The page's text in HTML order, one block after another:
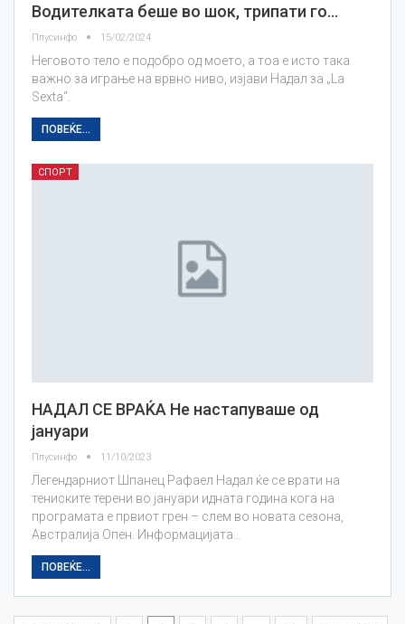
Водителката беше во шок, трипати го…
Плусинфо 15/02/2024
Неговото тело е подобро од моето, а тоа е исто така
важно за играње на врвно ниво, изјави Надал за „La
Sexta“.
ПОВЕЌЕ...
СПОРТ
НАДАЛ СЕ ВРАЌА Не настапуваше од
јануари
Плусинфо 11/10/2023
Легендарниот Шпанец Рафаел Надал ќе се врати на
тениските терени во јануари идната година кога на
програмата е првиот грен – слем во новата сезона,
Австралија Опен. Информацијата…
ПОВЕЌЕ...